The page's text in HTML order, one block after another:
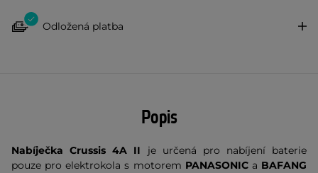
Odložená platba
Popis
Nabíječka Crussis 4A II je určená pro nabíjení baterie
pouze pro elektrokola s motorem PANASONIC a BAFANG